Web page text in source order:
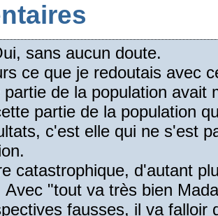
sans aucun doute.
ce que je redoutais avec
partie de la population
partie de la population
c'est elle qui ne s'est
catastrophique, d'autant
Avec "tout va très bien
fausses, il va